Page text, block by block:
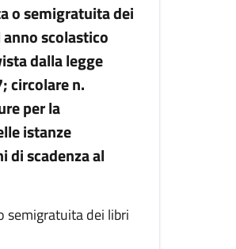
o semigratuita dei
scolastico
dalla legge
circolare n.
per la
istanze
di scadenza al
semigratuita dei libri